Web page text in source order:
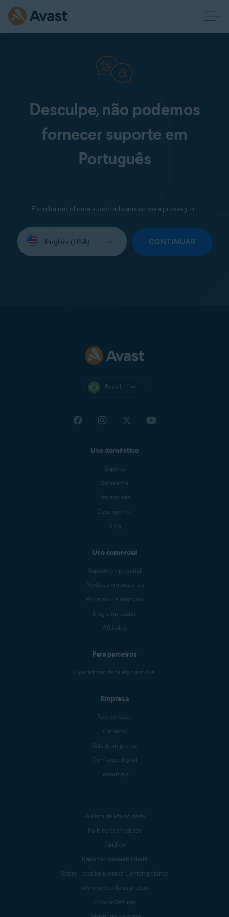
Desculpe, não podemos
fornecer suporte em
Português
Escolha um idioma suportado abaixo para prosseguir:
seu
CONTINUAR
Brasil
Uso doméstico
Suporte
Segurança
Privacidade
Desempenho
Blog
Uso comercial
Suporte empresarial
Produtos empresariais
Parceiros de negócios
Blog empresarial
Afiliados
Para parceiros
Operadoras de telefonia móvel
Empresa
Fale conosco
Carreiras
Sala de imprensa
Confiança digital
Tecnologia
Política de Privacidade
Política de Produtos
Jurídico
Reportar vulnerabilidade
Sobre Trabalho Escravo Contemporâneo
Informações da assinatura
Cookie Settings